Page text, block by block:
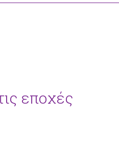
εποχές